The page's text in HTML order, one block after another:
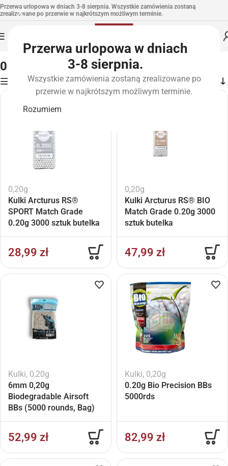
Przerwa urlopowa w dniach
3-8 sierpnia.
Wszystkie zamówienia zostaną zrealizowane po
przerwie w najkrótszym możliwym terminie.
Rozumiem
Przerwa urlopowa w dniach 3-8 sierpnia. Wszystkie zamówienia zostaną
zrealizowane po przerwie w najkrótszym możliwym terminie.
Strona główna»0,20g
0,20g
Filters
0,20g
Kulki Arcturus RS®
SPORT Match Grade
0.20g 3000 sztuk butelka
28,99 zł
0,20g
Kulki Arcturus RS® BIO
Match Grade 0.20g 3000
sztuk butelka
47,99 zł
Kulki, 0,20g
6mm 0,20g
Biodegradable Airsoft
BBs (5000 rounds, Bag)
52,99 zł
Kulki, 0,20g
0.20g Bio Precision BBs
5000rds
82,99 zł